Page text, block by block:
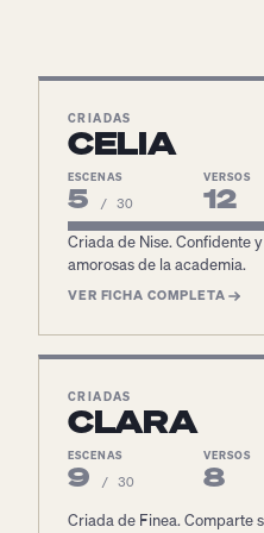
CRIADAS
CELIA
ESCENAS
5 / 30
VERSOS
12
Criada de Nise. Confidente
amorosas de la academia.
VER FICHA COMPLETA
CRIADAS
CLARA
ESCENAS
9 / 30
VERSOS
8
Criada de Finea. Comparte